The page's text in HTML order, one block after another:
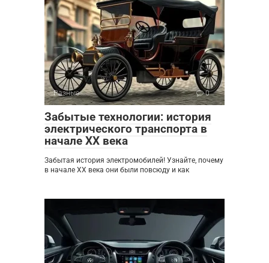
Разные 0
Забытые технологии: история
электрического транспорта в
начале XX века
Забытая история электромобилей! Узнайте, почему
в начале XX века они были повсюду и как